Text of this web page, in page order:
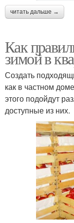
читать дальше →
Как
зимой в
Создать
как в частном
этого подойдут
доступные из них.